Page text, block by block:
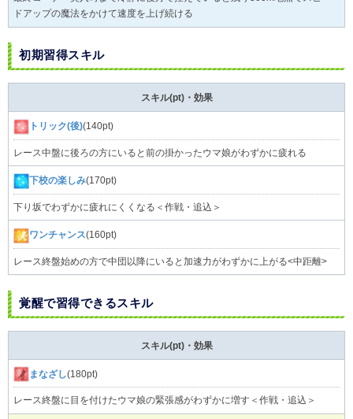
ドアップの魔法をかけて速度を上げ続ける
初期習得スキル
スキル(pt)・効果
トリック(後)(140pt)
レース中盤に後ろの方にいると前の掛かったウマ娘がわずかに疲れる
下校の楽しみ(170pt)
下り坂でわずかに疲れにくくなる＜作戦・追込＞
ワンチャンス(160pt)
レース終盤始めの方で中団以降にいると加速力がわずかに上がる<中距離>
覚醒で習得できるスキル
スキル(pt)・効果
まなざし(180pt)
レース終盤に目を付けたウマ娘の緊張感がわずかに増す＜作戦・追込＞